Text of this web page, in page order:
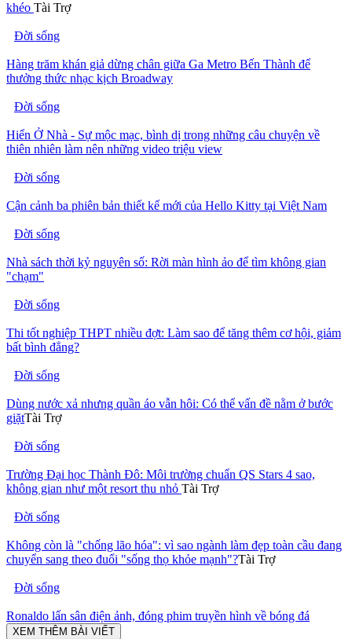
khéo Tài Trợ
Đời sống
Hàng trăm khán giả dừng chân giữa Ga Metro Bến Thành để
thưởng thức nhạc kịch Broadway
Đời sống
Hiển Ở Nhà - Sự mộc mạc, bình dị trong những câu chuyện về
thiên nhiên làm nên những video triệu view
Đời sống
Cận cảnh ba phiên bản thiết kế mới của Hello Kitty tại Việt Nam
Đời sống
Nhà sách thời kỷ nguyên số: Rời màn hình ảo để tìm không gian
"chạm"
Đời sống
Thi tốt nghiệp THPT nhiều đợt: Làm sao để tăng thêm cơ hội, giảm
bất bình đẳng?
Đời sống
Dùng nước xả nhưng quần áo vẫn hôi: Có thể vấn đề nằm ở bước
giặtTài Trợ
Đời sống
Trường Đại học Thành Đô: Môi trường chuẩn QS Stars 4 sao,
không gian như một resort thu nhỏ Tài Trợ
Đời sống
Không còn là "chống lão hóa": vì sao ngành làm đẹp toàn cầu đang
chuyển sang theo đuổi "sống thọ khỏe mạnh"?Tài Trợ
Đời sống
Ronaldo lấn sân điện ảnh, đóng phim truyền hình về bóng đá
XEM THÊM BÀI VIẾT